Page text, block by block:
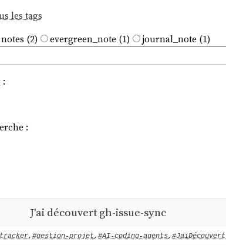
les tags
(2) evergreen_note (1) journal_note (1)
:
:
J'ai découvert gh-issue-sync
, #gestion-projet, #AI-coding-agents, #JaiDécouvert